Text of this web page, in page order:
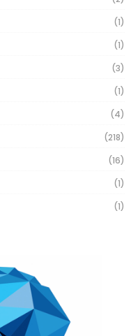
(1)
(1)
(3)
(1)
(4)
(218)
(16)
(1)
(1)